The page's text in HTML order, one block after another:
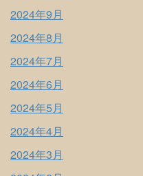
2024年9月
2024年8月
2024年7月
2024年6月
2024年5月
2024年4月
2024年3月